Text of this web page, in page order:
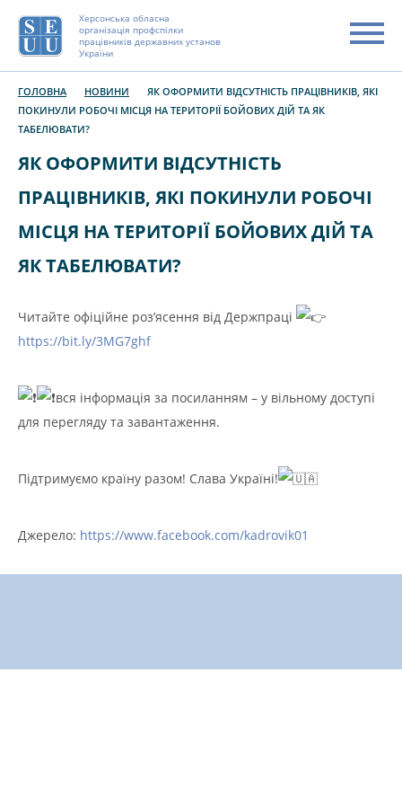
Херсонська обласна
організація профспілки
працівників державних установ
України
ГОЛОВНА НОВИНИ
ЯК ОФОРМИТИ ВІДСУТНІСТЬ ПРАЦІВНИКІВ, ЯКІ
ПОКИНУЛИ РОБОЧІ МІСЦЯ НА ТЕРИТОРІЇ БОЙОВИХ ДІЙ ТА ЯК
ТАБЕЛЮВАТИ?
ЯК ОФОРМИТИ ВІДСУТНІСТЬ
ПРАЦІВНИКІВ, ЯКІ ПОКИНУЛИ РОБОЧІ
МІСЦЯ НА ТЕРИТОРІЇ БОЙОВИХ ДІЙ ТА
ЯК ТАБЕЛЮВАТИ?
Читайте офіційне роз’ясення від Держпраці
https://bit.ly/3MG7ghf
вся інформація за посиланням – у вільному доступі
для перегляду та завантаження.
Підтримуємо країну разом! Слава Україні!
Джерело: https://www.facebook.com/kadrovik01